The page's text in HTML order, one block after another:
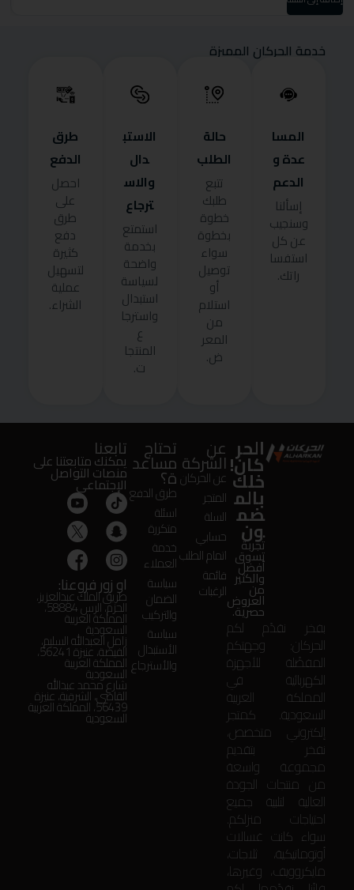
خدمة الحركان المميزة
المسا
عدة و
الدعم
إسألنا
وسنجيب
عن كل
استفسا
راتك.
حالة
الطلب
تتبع
طلبك
خطوة
بخطوة
سواء
توصيل
أو
استلام
من
المعر
ض.
الاستب
دال
والاس
ترجاع
استمتع
بخدمة
واضحة
لسياسة
استبدال
واسترجا
ع
المنتجا
ت.
طرق
الدفع
احصل
على
طرق
دفع
كثيرة
لتسهيل
عملية
الشراء.
الحر
كان!
خلك
بالم
ضم
ون
تجربة
تسوق
أفضل
والكثير
من
العروض
حصرية.
بفخر نقدّم لكم
الحركان: وجهتكم
المفضّلة للأجهزة
الكهربائية في
المملكة العربية
السعودية. كمتجر
إلكتروني متخصص،
نفخر بتقديم
مجموعة واسعة
من منتجات الجودة
العالية لتلبية جميع
احتياجات منزلكم.
سواء كانت غسالات
أوتوماتيكية، ثلاجات،
مايكروويف، وغيرها،
عن
الشركة
عن الحركان
المتجر
السلة
حسابي
اتمام الطلب
قائمة
الرغبات
تحتاج
مساعد
ة؟
طرق الدفع
اسئلة
متكررة
خدمة
العملاء
سياسة
الضمان
والتركيب
سياسة
الأستبدال
والأسترجاع
تابعنا
يمكنك متابعتنا على
منصات التواصل
الإجتماعى
او زور فروعنا:
طريق الملك عبدالعزيز،
الحزم، الرس 58884،
المملكة العربية
السعودية
زامل العبدالله السليم،
الفيضة، عنيزة 56241،
المملكة العربية
السعودية
شارع محمد عبدالله
القاضي، الشرقية، عنيزة
56439، المملكة العربية
السعودية